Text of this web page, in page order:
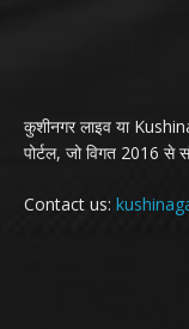
कुशीनगर लाइव या
पोर्टल, जो विगत 2016 से
Contact us: